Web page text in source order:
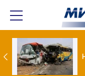
споразумение със САЩ , но без компромиси